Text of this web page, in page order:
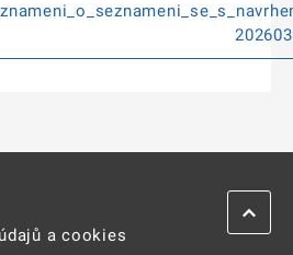
a cookies